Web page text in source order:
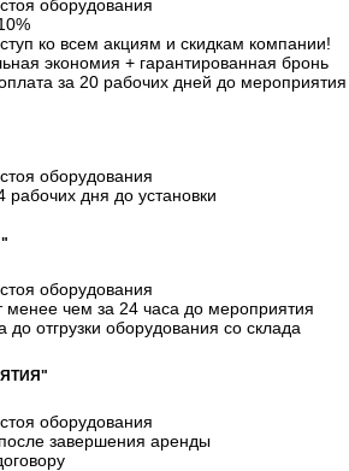
оборудования
ко всем акциям и скидкам компании!
экономия + гарантированная бронь
за 20 рабочих дней до мероприятия
оборудования
дня до установки
оборудования
менее чем за 24 часа до мероприятия
отгрузки оборудования со склада
оборудования
завершения аренды